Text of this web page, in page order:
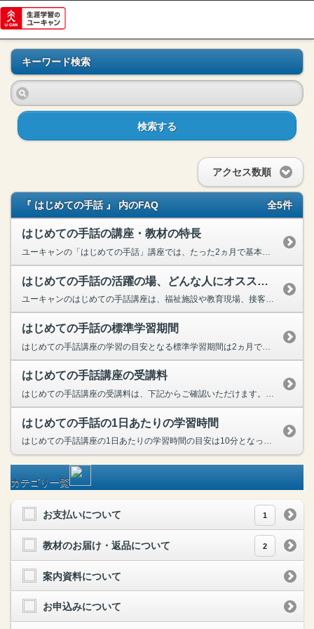
キーワード検索
検索する
アクセス数順
『 はじめての手話 』 内のFAQ 全5件
はじめての手話の講座・教材の特長
ユーキャンの「はじめての手話」講座では、たった2ヵ月で基本的な日常会話が身につきます。テキストで学習のポイントから単語表現など、レッスン内容を確認し、動画で先生の動きをマネするうちに自然とレッス...
はじめての手話の活躍の場、どんな人にオススメ？
ユーキャンのはじめての手話講座は、福祉施設や教育現場、接客業など、お仕事で人と接する機会が多い方はもちろん、手話サークルやボランティア活動に興味がある方にもおすすめです。 当講座は、テキストを...
はじめての手話の標準学習期間
はじめての手話講座の受講料
はじめての手話講座の受講料は、下記からご確認いただけます。 はじめての手話講座の受講料はこちら
はじめての手話の1日あたりの学習時間
はじめての手話講座の1日あたりの学習時間の目安は10分となっております。まとまった時間が取れなくても、スマホやタブレットがあれば、時間や場所を問わず学習していただけます。
カテゴリ一覧
お支払いについて 1
教材のお届け・返品について 2
案内資料について
お申込みについて